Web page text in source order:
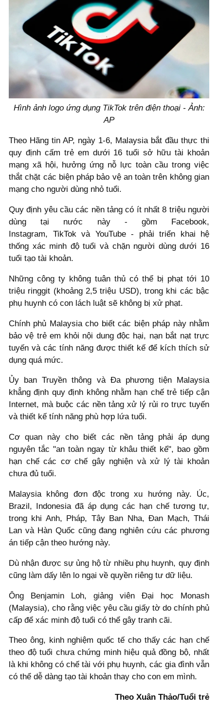
Hình ảnh logo ứng dụng TikTok trên điện thoại - Ảnh:
AP
Theo Hãng tin AP, ngày 1-6, Malaysia bắt đầu thực thi
quy định cấm trẻ em dưới 16 tuổi sở hữu tài khoản
mạng xã hội, hưởng ứng nỗ lực toàn cầu trong việc
thắt chặt các biện pháp bảo vệ an toàn trên không gian
mạng cho người dùng nhỏ tuổi.
Quy định yêu cầu các nền tảng có ít nhất 8 triệu người
dùng tại nước này - gồm Facebook,
Instagram, TikTok và YouTube - phải triển khai hệ
thống xác minh độ tuổi và chặn người dùng dưới 16
tuổi tạo tài khoản.
Những công ty không tuân thủ có thể bị phạt tới 10
triệu ringgit (khoảng 2,5 triệu USD), trong khi các bậc
phụ huynh có con lách luật sẽ không bị xử phạt.
Chính phủ Malaysia cho biết các biện pháp này nhằm
bảo vệ trẻ em khỏi nội dung độc hại, nạn bắt nạt trực
tuyến và các tính năng được thiết kế để kích thích sử
dụng quá mức.
Ủy ban Truyền thông và Đa phương tiện Malaysia
khẳng định quy định không nhằm hạn chế trẻ tiếp cận
Internet, mà buộc các nền tảng xử lý rủi ro trực tuyến
và thiết kế tính năng phù hợp lứa tuổi.
Cơ quan này cho biết các nền tảng phải áp dụng
nguyên tắc "an toàn ngay từ khâu thiết kế", bao gồm
hạn chế các cơ chế gây nghiện và xử lý tài khoản
chưa đủ tuổi.
Malaysia không đơn độc trong xu hướng này. Úc,
Brazil, Indonesia đã áp dụng các hạn chế tương tự,
trong khi Anh, Pháp, Tây Ban Nha, Đan Mạch, Thái
Lan và Hàn Quốc cũng đang nghiên cứu các phương
án tiếp cận theo hướng này.
Dù nhận được sự ủng hộ từ nhiều phụ huynh, quy định
cũng làm dấy lên lo ngại về quyền riêng tư dữ liệu.
Ông Benjamin Loh, giảng viên Đại học Monash
(Malaysia), cho rằng việc yêu cầu giấy tờ do chính phủ
cấp để xác minh độ tuổi có thể gây tranh cãi.
Theo ông, kinh nghiệm quốc tế cho thấy các hạn chế
theo độ tuổi chưa chứng minh hiệu quả đồng bộ, nhất
là khi không có chế tài với phụ huynh, các gia đình vẫn
có thể dễ dàng tạo tài khoản thay cho con em mình.
Theo Xuân Thảo/Tuổi trẻ